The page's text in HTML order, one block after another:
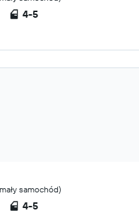
4-5
samochód)
4-5